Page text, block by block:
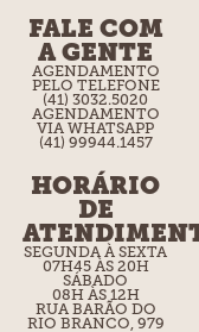
FALE COM
A GENTE
AGENDAMENTO
PELO TELEFONE
(41) 3032.5020
AGENDAMENTO
VIA WHATSAPP
(41) 99944.1457
HORÁRIO
DE
SEGUNDA À SEXTA
07H45 ÀS 20H
SÁBADO
08H ÀS 12H
RUA BARÃO DO
RIO BRANCO, 979